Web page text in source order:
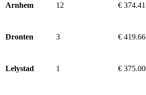
Arnhem 12 €
Dronten 3 €
Lelystad 1 €